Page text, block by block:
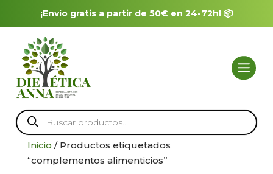
¡Envío gratis a partir de 50€ en 24-72h! 📦
Búsqueda
de
productos
Inicio / Productos etiquetados
“complementos alimenticios”